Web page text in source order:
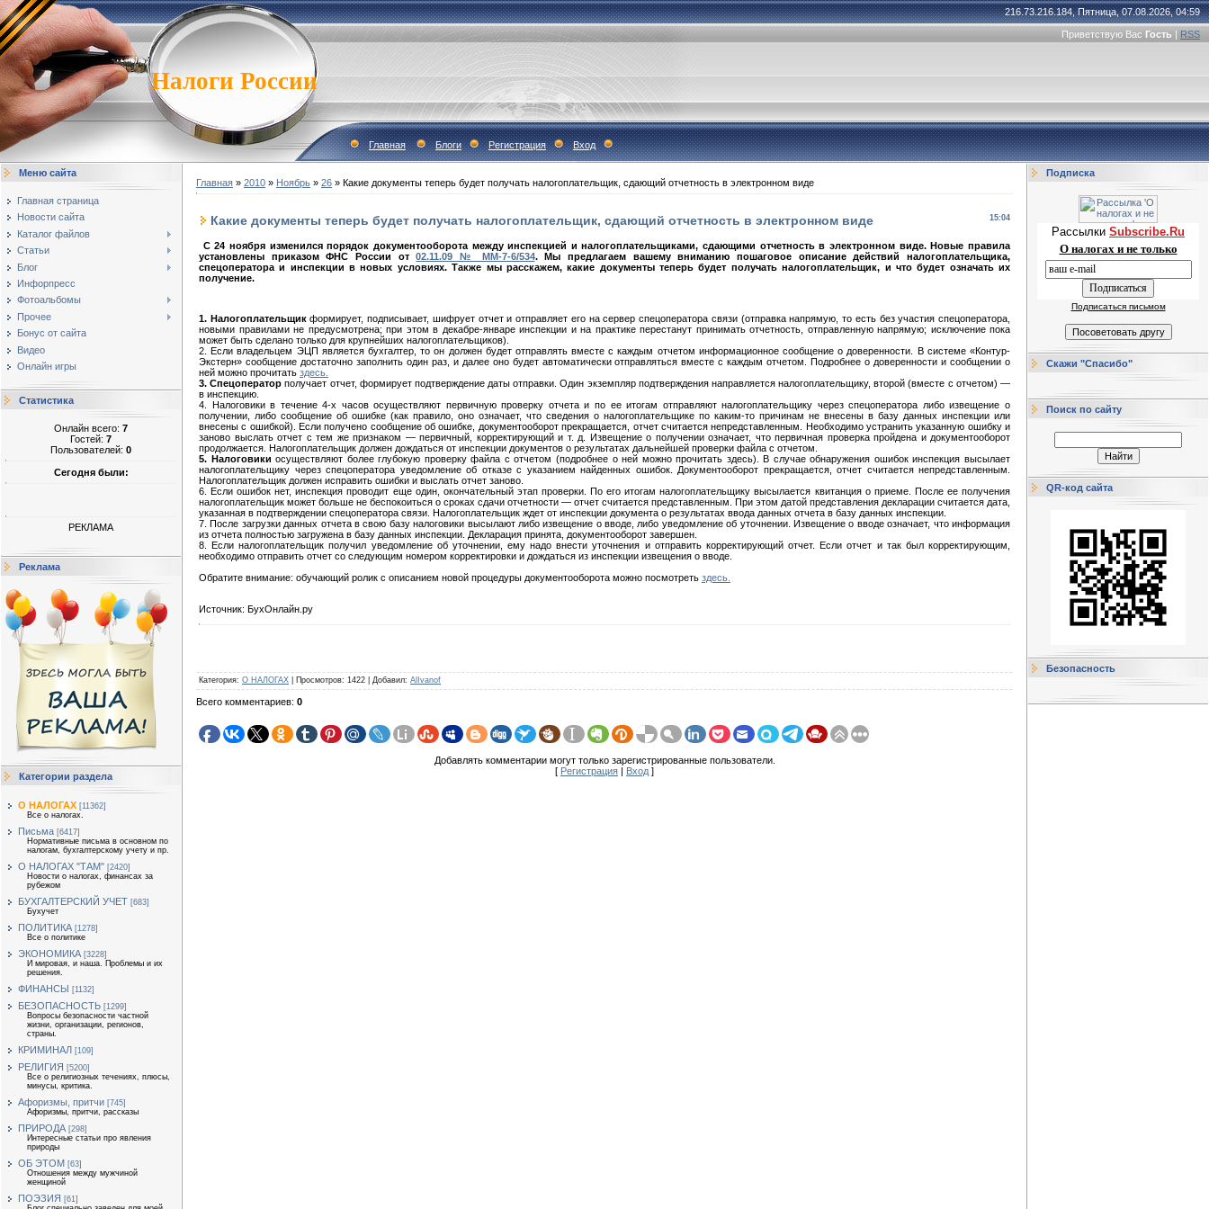
Налоги России
216.73.216.184, Пятница, 07.08.2026, 04:59
Приветствую Вас Гость | RSS
Главная Блоги Регистрация Вход
Меню сайта
Главная страница
Новости сайта
Каталог файлов
Статьи
Блог
Инфорпресс
Фотоальбомы
Прочее
Бонус от сайта
Видео
Онлайн игры
Статистика
Онлайн всего: 7
Гостей: 7
Пользователей: 0
Сегодня были:
РЕКЛАМА
Реклама
Категории раздела
О НАЛОГАХ [11362]
Все о налогах.
Письма [6417]
Нормативные письма в основном по
налогам, бухгалтерскому учету и пр.
О НАЛОГАХ "ТАМ" [2420]
Новости о налогах, финансах за
рубежом
БУХГАЛТЕРСКИЙ УЧЕТ [683]
Бухучет
ПОЛИТИКА [1278]
Все о политике
ЭКОНОМИКА [3228]
И мировая, и наша. Проблемы и их
решения.
ФИНАНСЫ [1132]
БЕЗОПАСНОСТЬ [1299]
Вопросы безопасности частной
жизни, организации, регионов,
страны.
КРИМИНАЛ [109]
РЕЛИГИЯ [5200]
Все о религиозных течениях, плюсы,
минусы, критика.
Афоризмы, притчи [745]
Афоризмы, притчи, рассказы
ПРИРОДА [298]
Интересные статьи про явления
природы
ОБ ЭТОМ [63]
Отношения между мужчиной
женщиной
ПОЭЗИЯ [61]
Главная » 2010 » Ноябрь » 26 » Какие документы теперь будет получать налогоплательщик, cдающий отчетность в электронном виде
15:04
Какие документы теперь будет получать налогоплательщик, cдающий отчетность в электронном виде
С 24 ноября изменился порядок документооборота между инспекцией и налогоплательщиками, сдающими отчетность в электронном виде. Новые правила
установлены приказом ФНС России от02.11.09 № ММ-7-6/534. Мы предлагаем вашему вниманию пошаговое описание действий налогоплательщика,
спецоператора и инспекции в новых условиях. Также мы расскажем, какие документы теперь будет получать налогоплательщик, и что будет означать их
получение.
1. Налогоплательщикформирует, подписывает, шифрует отчет и отправляет его на сервер спецоператора связи (отправка напрямую, то есть без участия спецоператора,
новыми правилами не предусмотрена; при этом в декабре-январе инспекции и на практике перестанут принимать отчетность, отправленную напрямую; исключение пока
может быть сделано только для крупнейших налогоплательщиков).
2. Если владельцем ЭЦП является бухгалтер, то он должен будет отправлять вместе с каждым отчетом информационное сообщение о доверенности. В системе «Контур-
Экстерн» сообщение достаточно заполнить один раз, и далее оно будет автоматически отправляться вместе с каждым отчетом. Подробнее о доверенности и сообщении о
ней можно прочитать здесь.
3. Спецоператор получает отчет, формирует подтверждение даты отправки. Один экземпляр подтверждения направляется налогоплательщику, второй (вместе с отчетом) —
в инспекцию.
4. Налоговики в течение 4-х часов осуществляют первичную проверку отчета и по ее итогам отправляют налогоплательщику через спецоператора либо извещение о
получении, либо сообщение об ошибке (как правило, оно означает, что сведения о налогоплательщике по каким-то причинам не внесены в базу данных инспекции или
внесены с ошибкой). Если получено сообщение об ошибке, документооборот прекращается, отчет считается непредставленным. Необходимо устранить указанную ошибку и
заново выслать отчет с тем же признаком — первичный, корректирующий и т. д. Извещение о получении означает, что первичная проверка пройдена и документооборот
продолжается. Налогоплательщик должен дождаться от инспекции документов о результатах дальнейшей проверки файла с отчетом.
5. Налоговики осуществляют более глубокую проверку файла с отчетом (подробнее о ней можно прочитать здесь). В случае обнаружения ошибок инспекция высылает
налогоплательщику через спецоператора уведомление об отказе с указанием найденных ошибок. Документооборот прекращается, отчет считается непредставленным.
Налогоплательщик должен исправить ошибки и выслать отчет заново.
6. Если ошибок нет, инспекция проводит еще один, окончательный этап проверки. По его итогам налогоплательщику высылается квитанция о приеме. После ее получения
налогоплательщик может больше не беспокоиться о сроках сдачи отчетности — отчет считается представленным. При этом датой представления декларации считается дата,
указанная в подтверждении спецоператора связи. Налогоплательщик ждет от инспекции документа о результатах ввода данных отчета в базу данных инспекции.
7. После загрузки данных отчета в свою базу налоговики высылают либо извещение о вводе, либо уведомление об уточнении. Извещение о вводе означает, что информация
из отчета полностью загружена в базу данных инспекции. Декларация принята, документооборот завершен.
8. Если налогоплательщик получил уведомление об уточнении, ему надо внести уточнения и отправить корректирующий отчет. Если отчет и так был корректирующим,
необходимо отправить отчет со следующим номером корректировки и дождаться из инспекции извещения о вводе.
Обратите внимание: обучающий ролик с описанием новой процедуры документооборота можно посмотреть здесь.
Источник: БухОнлайн.ру
Категория: О НАЛОГАХ Просмотров: 1422 Добавил: AlIvanof
Всего комментариев: 0
Добавлять комментарии могут только зарегистрированные пользователи.
[ Регистрация | Вход ]
Подписка
Рассылки Subscribe.Ru
О налогах и не только
Подписаться письмом
Скажи "Спасибо"
Поиск по сайту
QR-код сайта
Безопасность